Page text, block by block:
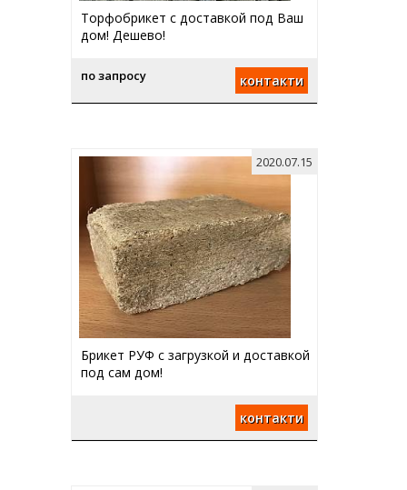
Торфобрикет с доставкой под Ваш
дом! Дешево!
по запросу контакти
Брикет РУФ с загрузкой и доставкой
под сам дом!
контакти
2020.07.15